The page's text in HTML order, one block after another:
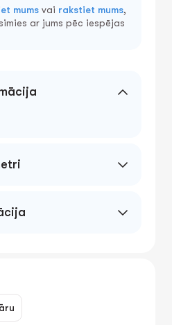
mums vai rakstiet mums,
ar jums pēc iespējas